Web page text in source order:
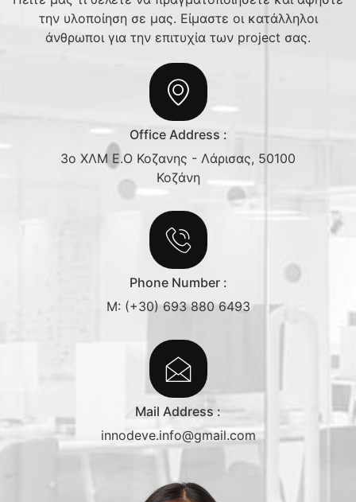
την υλοποίηση σε μας. Είμαστε οι κατάλληλοι
άνθρωποι για την επιτυχία των project σας.
Office Address :
3ο ΧΛΜ Ε.Ο Κοζανης - Λάρισας, 50100
Κοζάνη
Phone Number :
M: (+30) 693 880 6493
Mail Address :
innodeve.info@gmail.com